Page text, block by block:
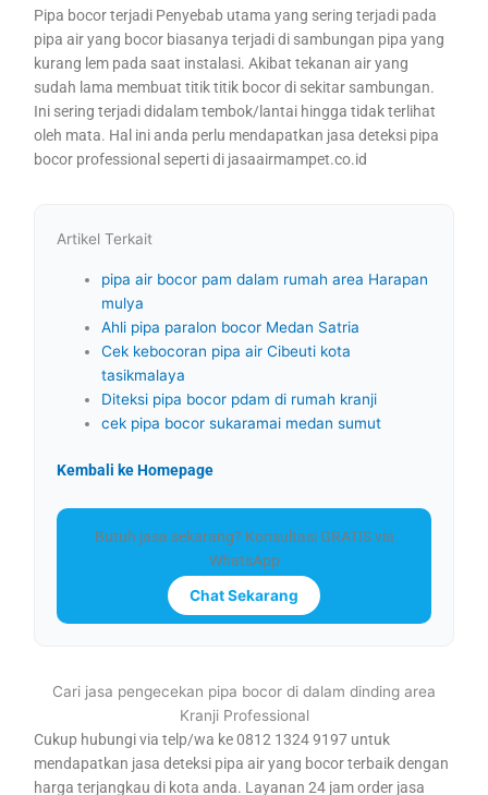
Pipa bocor terjadi Penyebab utama yang sering terjadi pada
pipa air yang bocor biasanya terjadi di sambungan pipa yang
kurang lem pada saat instalasi. Akibat tekanan air yang
sudah lama membuat titik titik bocor di sekitar sambungan.
Ini sering terjadi didalam tembok/lantai hingga tidak terlihat
oleh mata. Hal ini anda perlu mendapatkan jasa deteksi pipa
bocor professional seperti di jasaairmampet.co.id
Artikel Terkait
pipa air bocor pam dalam rumah area Harapan
mulya
Ahli pipa paralon bocor Medan Satria
Cek kebocoran pipa air Cibeuti kota
tasikmalaya
Diteksi pipa bocor pdam di rumah kranji
cek pipa bocor sukaramai medan sumut
Kembali ke Homepage
Butuh jasa sekarang? Konsultasi GRATIS via
WhatsApp
Chat Sekarang
Cari jasa pengecekan pipa bocor di dalam dinding area
Kranji Professional
Cukup hubungi via telp/wa ke 0812 1324 9197 untuk
mendapatkan jasa deteksi pipa air yang bocor terbaik dengan
harga terjangkau di kota anda. Layanan 24 jam order jasa